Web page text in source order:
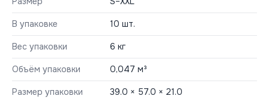
В упаковке 10 шт.
Вес упаковки 6 кг
Объём упаковки 0,047 м³
Размер упаковки 39.0 × 57.0 × 21.0